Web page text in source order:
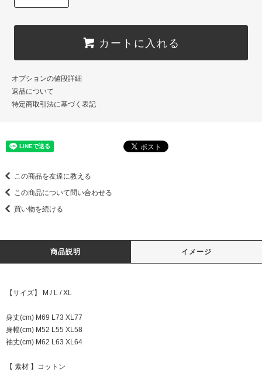
カートに入れる
オプションの値段詳細
返品について
特定商取引法に基づく表記
この商品を友達に教える
この商品について問い合わせる
買い物を続ける
商品説明 イメージ
【サイズ】 M / L / XL
身丈(cm) M69 L73 XL77
身幅(cm) M52 L55 XL58
袖丈(cm) M62 L63 XL64
【 素材 】コットン